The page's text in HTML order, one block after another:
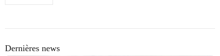
Dernières news